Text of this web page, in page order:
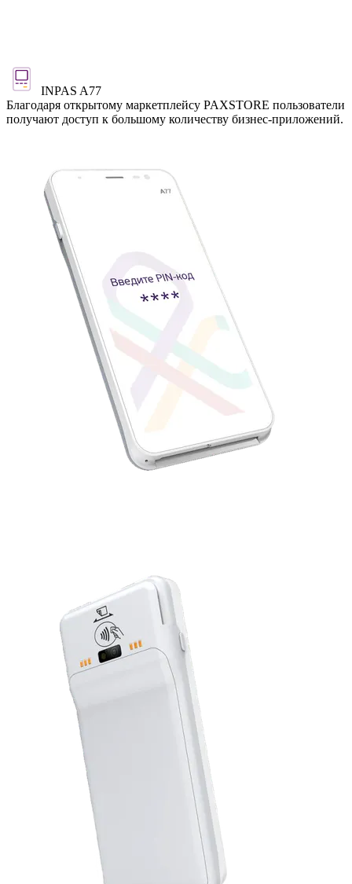
INPAS A77
Благодаря открытому маркетплейсу PAXSTORE пользователи
получают доступ к большому количеству бизнес-приложений.